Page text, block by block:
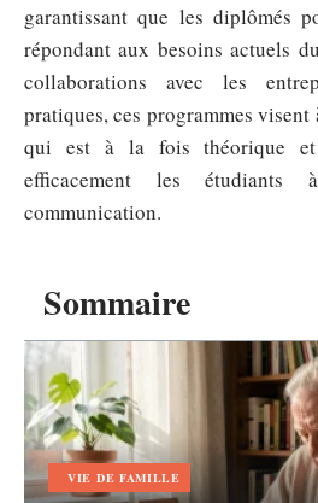
Sommaire
VIE DE FAMILLE
garantissant que les diplômés
répondant aux besoins actuels
collaborations avec les
pratiques, ces programmes
qui est à la fois théorique et
efficacement les
communication.